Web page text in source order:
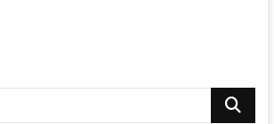
Buscar